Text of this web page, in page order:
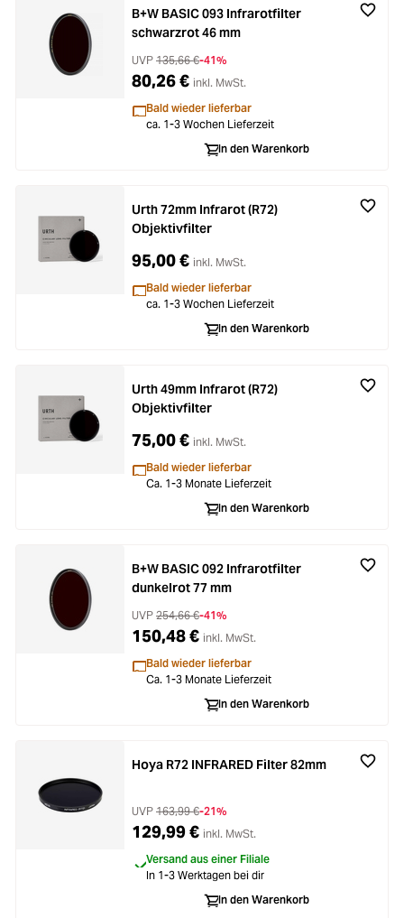
B+W BASIC 093 Infrarotfilter
schwarzrot 46 mm
UVP 135,66 €-41%
80,26 € inkl. MwSt.
Bald wieder lieferbar
ca. 1-3 Wochen Lieferzeit
In den Warenkorb
Urth 72mm Infrarot (R72)
Objektivfilter
95,00 € inkl. MwSt.
Bald wieder lieferbar
ca. 1-3 Wochen Lieferzeit
In den Warenkorb
Urth 49mm Infrarot (R72)
Objektivfilter
75,00 € inkl. MwSt.
Bald wieder lieferbar
Ca. 1-3 Monate Lieferzeit
In den Warenkorb
B+W BASIC 092 Infrarotfilter
dunkelrot 77 mm
UVP 254,66 €-41%
150,48 € inkl. MwSt.
Bald wieder lieferbar
Ca. 1-3 Monate Lieferzeit
In den Warenkorb
Hoya R72 INFRARED Filter 82mm
UVP 163,99 €-21%
129,99 € inkl. MwSt.
Versand aus einer Filiale
In 1-3 Werktagen bei dir
In den Warenkorb